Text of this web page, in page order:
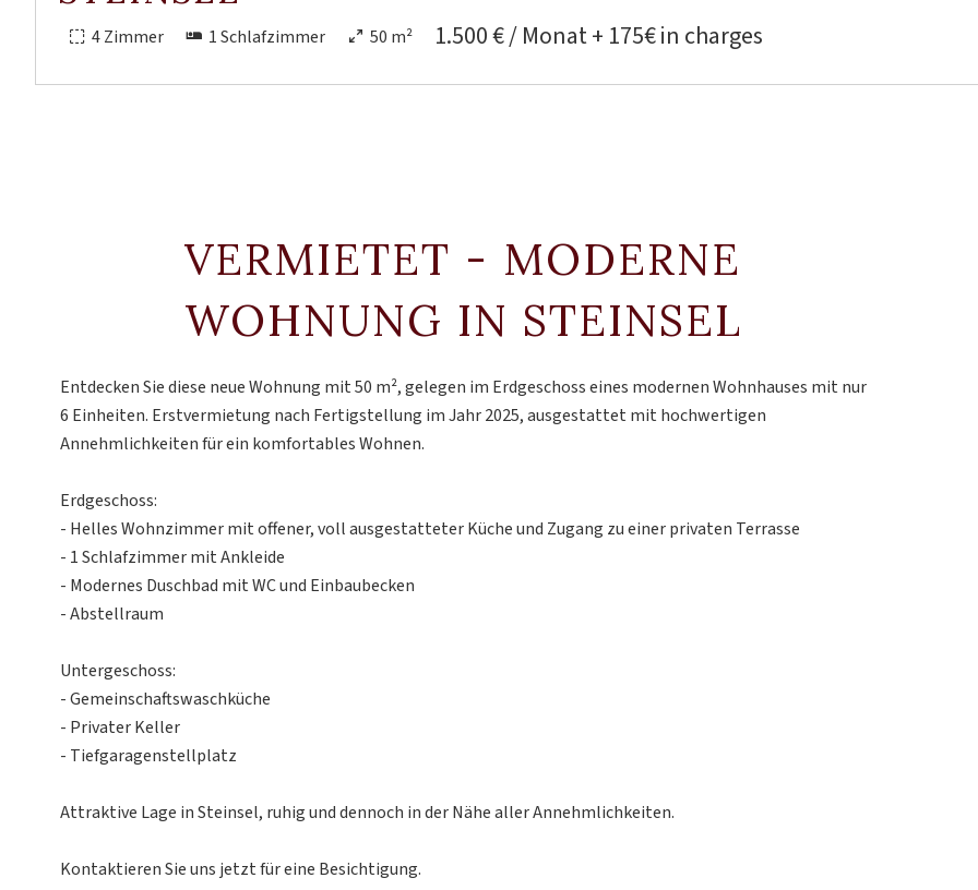
4 Zimmer 1 Schlafzimmer 50 m² 1.500 € / Monat + 175€ in charges
VERMIETET - MODERNE
WOHNUNG IN STEINSEL
Entdecken Sie diese neue Wohnung mit 50 m², gelegen im Erdgeschoss eines modernen Wohnhauses mit nur
6 Einheiten. Erstvermietung nach Fertigstellung im Jahr 2025, ausgestattet mit hochwertigen
Annehmlichkeiten für ein komfortables Wohnen.
Erdgeschoss:
- Helles Wohnzimmer mit offener, voll ausgestatteter Küche und Zugang zu einer privaten Terrasse
- 1 Schlafzimmer mit Ankleide
- Modernes Duschbad mit WC und Einbaubecken
- Abstellraum
Untergeschoss:
- Gemeinschaftswaschküche
- Privater Keller
- Tiefgaragenstellplatz
Attraktive Lage in Steinsel, ruhig und dennoch in der Nähe aller Annehmlichkeiten.
Kontaktieren Sie uns jetzt für eine Besichtigung.